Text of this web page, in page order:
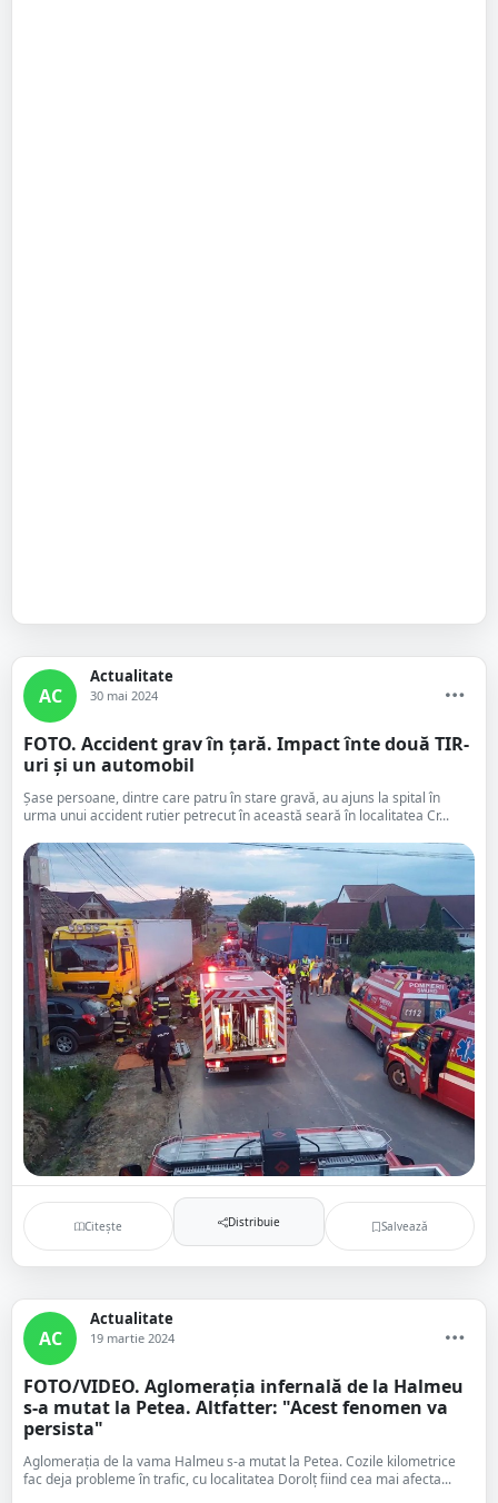
AC
Actualitate
30 mai 2024
FOTO. Accident grav în țară. Impact înte două TIR-
uri și un automobil
Șase persoane, dintre care patru în stare gravă, au ajuns la spital în
urma unui accident rutier petrecut în această seară în localitatea Cr...
Citește Distribuie Salvează
AC
Actualitate
19 martie 2024
FOTO/VIDEO. Aglomerația infernală de la Halmeu
s-a mutat la Petea. Altfatter: "Acest fenomen va
persista"
Aglomerația de la vama Halmeu s-a mutat la Petea. Cozile kilometrice
fac deja probleme în trafic, cu localitatea Dorolț fiind cea mai afecta...